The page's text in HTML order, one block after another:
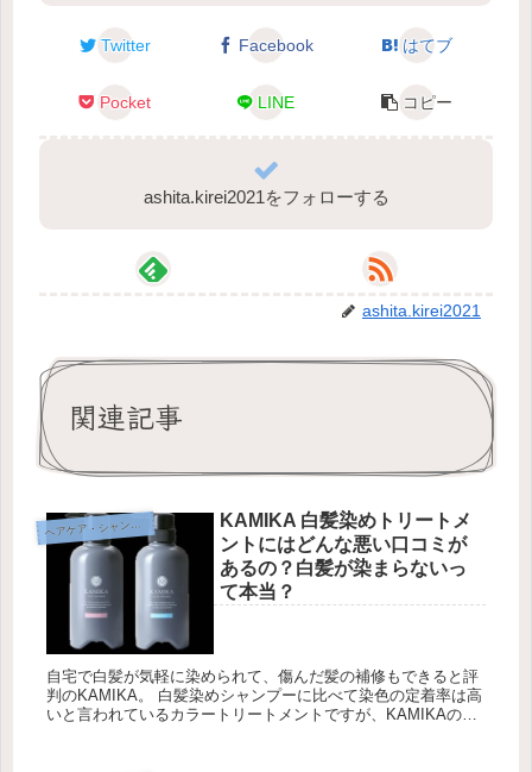
Twitter Facebook はてブ
Pocket LINE コピー
ashita.kirei2021をフォローする
ashita.kirei2021
関連記事
ヘ
アケア・シャンプー
KAMIKA 白髪染めトリートメ
ントにはどんな悪い口コミが
あるの？白髪が染まらないっ
て本当？
自宅で白髪が気軽に染められて、傷んだ髪の補修もできると評
判のKAMIKA。 白髪染めシャンプーに比べて染色の定着率は高
いと言われているカラートリートメントですが、KAMIKAの白